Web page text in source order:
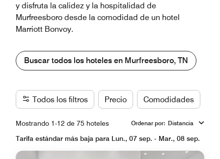
y disfruta la calidez y la hospitalidad de
Murfreesboro desde la comodidad de un hotel
Marriott Bonvoy.
Buscar todos los hoteles en Murfreesboro, TN
Todos los filtros Precio Comodidades
Mostrando 1-12 de 75 hoteles Ordenar por: Distancia
Tarifa estándar más baja para Lun., 07 sep. - Mar., 08 sep.